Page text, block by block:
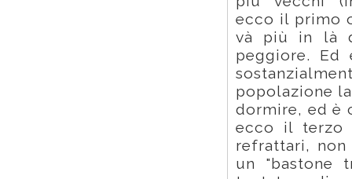
ecco il primo
và più in là
peggiore. Ed
popolazione
dormire, ed è
ecco il terzo
refrattari, non
un "bastone